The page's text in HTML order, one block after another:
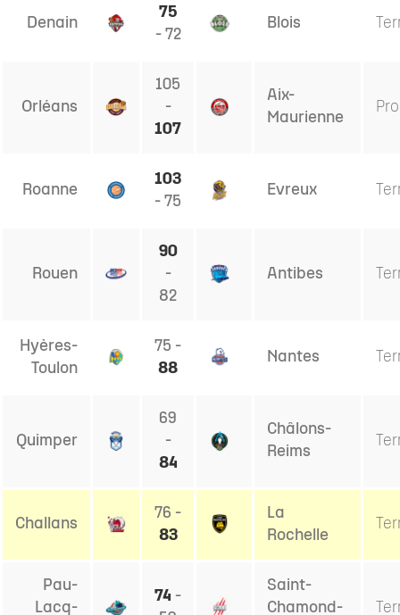
Denain
75
- 72
Blois
Orléans
105
-
107
Aix-
Maurienne
Roanne
103
- 75
Evreux
Rouen
90
-
82
Antibes
Hyères-
Toulon
75 -
88
Nantes
Quimper
69
-
84
Châlons-
Reims
Challans
76 -
83
La
Rochelle
Pau-
Lacq-
74 -
Saint-
Chamond-